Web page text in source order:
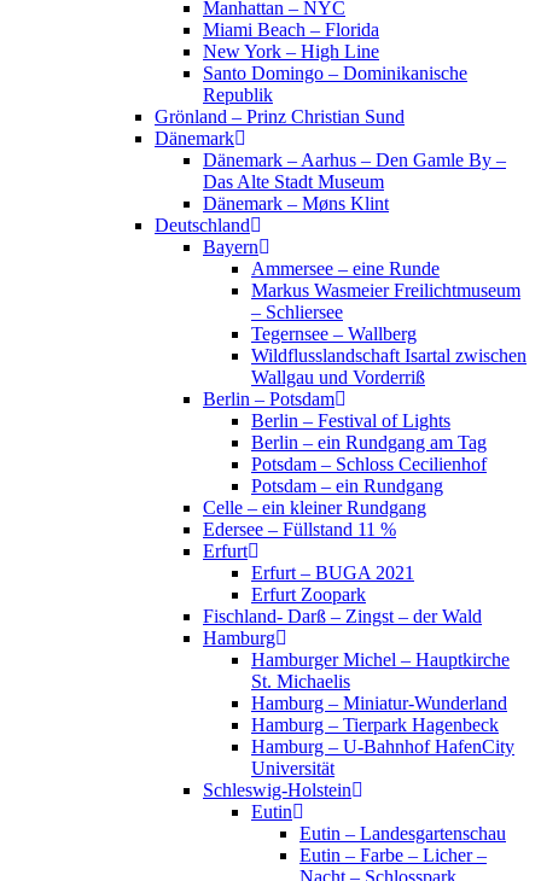
Manhattan – NYC
Miami Beach – Florida
New York – High Line
Santo Domingo – Dominikanische
Republik
Grönland – Prinz Christian Sund
Dänemark
Dänemark – Aarhus – Den Gamle By –
Das Alte Stadt Museum
Dänemark – Møns Klint
Deutschland
Bayern
Ammersee – eine Runde
Markus Wasmeier Freilichtmuseum
– Schliersee
Tegernsee – Wallberg
Wildflusslandschaft Isartal zwischen
Wallgau und Vorderriß
Berlin – Potsdam
Berlin – Festival of Lights
Berlin – ein Rundgang am Tag
Potsdam – Schloss Cecilienhof
Potsdam – ein Rundgang
Celle – ein kleiner Rundgang
Edersee – Füllstand 11 %
Erfurt
Erfurt – BUGA 2021
Erfurt Zoopark
Fischland- Darß – Zingst – der Wald
Hamburg
Hamburger Michel – Hauptkirche
St. Michaelis
Hamburg – Miniatur-Wunderland
Hamburg – Tierpark Hagenbeck
Hamburg – U-Bahnhof HafenCity
Universität
Schleswig-Holstein
Eutin
Eutin – Landesgartenschau
Eutin – Farbe – Licher –